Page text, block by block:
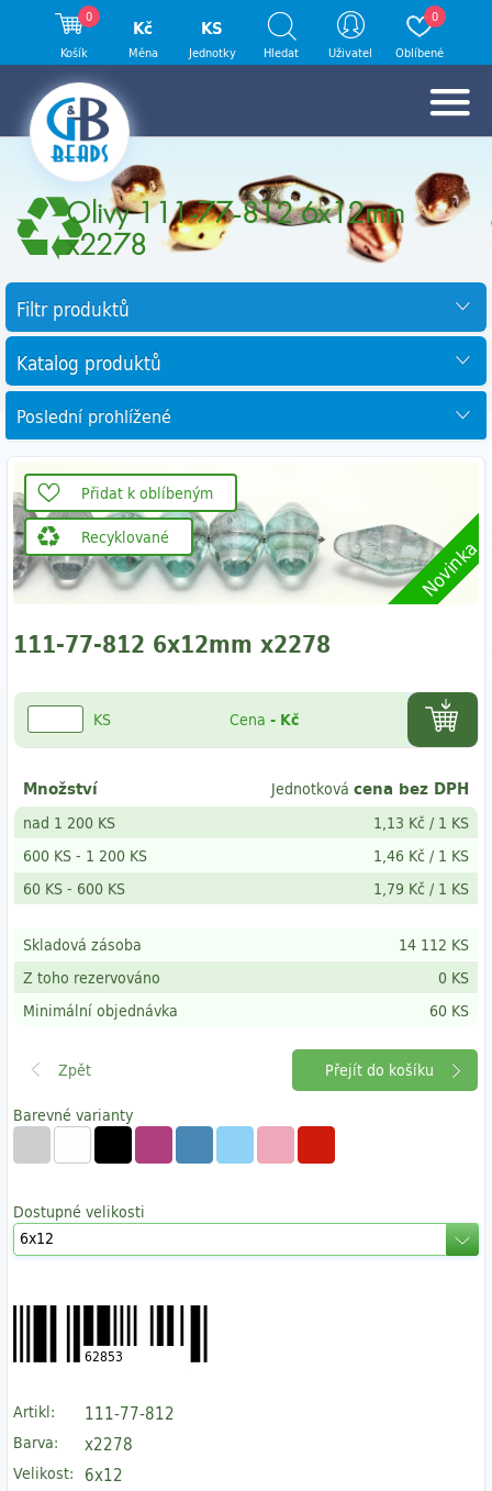
Olivy 111-77-812 6x12mm
x2278
Filtr produktů
Katalog produktů
Poslední prohlížené
Přidat k oblíbeným
Recyklované
Novinka
111-77-812 6x12mm x2278
Barevné varianty
Dostupné velikosti
62853
Artikl: 111-77-812
Barva: x2278
Velikost: 6x12
KS Cena - Kč
Množství Jednotková cena bez DPH
nad 1 200 KS 1,13 Kč / 1 KS
600 KS- 1 200 KS 1,46 Kč / 1 KS
60 KS- 600 KS 1,79 Kč / 1 KS
Skladová zásoba
14 112 KS
Z toho rezervováno
0 KS
Minimální objednávka
60 KS
Přejít do košíku
0
Košík
Kč
Měna
KS
Jednotky Hledat Uživatel
0
Oblíbené